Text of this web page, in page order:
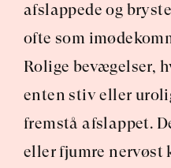
afslappede og
ofte som
Rolige bevægelser,
enten stiv eller
fremstå afslappet.
eller fjumre nervøst